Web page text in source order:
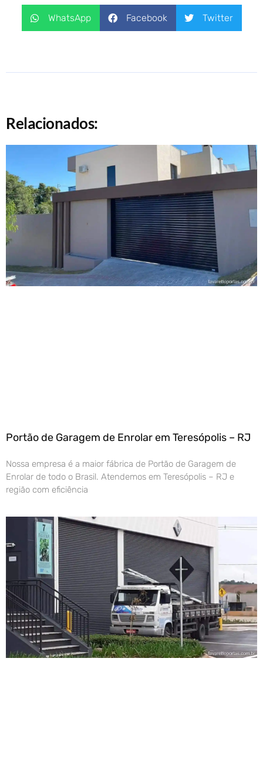
WhatsApp Facebook Twitter
Relacionados:
Portão de Garagem de Enrolar em Teresópolis – RJ
Nossa empresa é a maior fábrica de Portão de Garagem de
Enrolar de todo o Brasil. Atendemos em Teresópolis – RJ e
região com eficiência